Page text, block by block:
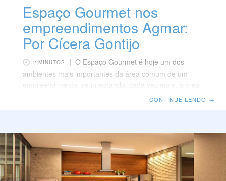
Espaço Gourmet nos
empreendimentos Agmar:
Por Cícera Gontijo
2 MINUTOS
O Espaço Gourmet é hoje um dos
ambientes mais importantes da área comum de um
empreendimento, se integrando, cada vez mais, à área
social e ganhando destaque como um local nobre. Os
amigos, ter momentos de interação gastronômica e
vivenciar momentos de lazer em família, sem ter que
sair do conforto de seu condomínio. A diversidade das
temáticas e técnicas
CONTINUE LENDO →